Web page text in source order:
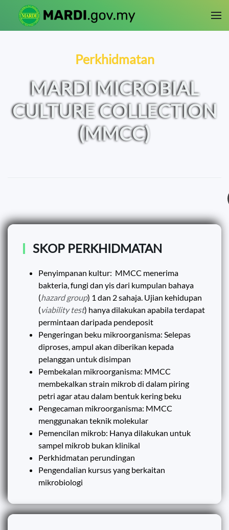
Skip to main content
Perkhidmatan
MARDI MICROBIAL
CULTURE COLLECTION
(MMCC)
SKOP PERKHIDMATAN
Penyimpanan kultur: MMCC menerima
bakteria, fungi dan yis dari kumpulan bahaya
(hazard group) 1 dan 2 sahaja. Ujian kehidupan
(viability test) hanya dilakukan apabila terdapat
permintaan daripada pendeposit
Pengeringan beku mikroorganisma: Selepas
diproses, ampul akan diberikan kepada
pelanggan untuk disimpan
Pembekalan mikroorganisma: MMCC
membekalkan strain mikrob di dalam piring
petri agar atau dalam bentuk kering beku
Pengecaman mikroorganisma: MMCC
menggunakan teknik molekular
Pemencilan mikrob: Hanya dilakukan untuk
sampel mikrob bukan klinikal
Perkhidmatan perundingan
Pengendalian kursus yang berkaitan
mikrobiologi